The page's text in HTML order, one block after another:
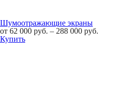
Шумоотражающие экраны
от 62 000 руб. – 288 000 руб.
Купить